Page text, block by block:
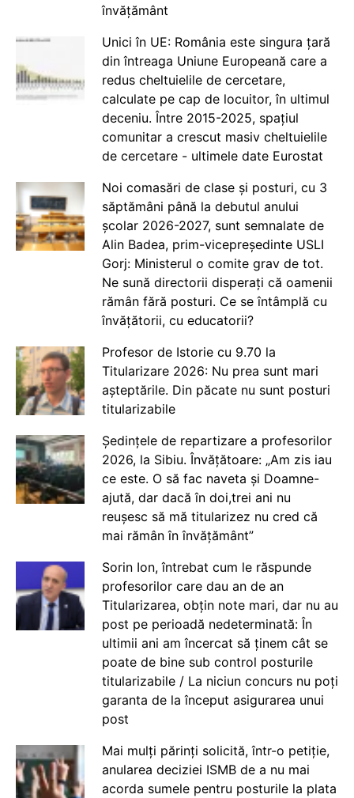
învățământ
Unici în UE: România este singura țară
din întreaga Uniune Europeană care a
redus cheltuielile de cercetare,
calculate pe cap de locuitor, în ultimul
deceniu. Între 2015-2025, spațiul
comunitar a crescut masiv cheltuielile
de cercetare - ultimele date Eurostat
Noi comasări de clase și posturi, cu 3
săptămâni până la debutul anului
școlar 2026-2027, sunt semnalate de
Alin Badea, prim-vicepreședinte USLI
Gorj: Ministerul o comite grav de tot.
Ne sună directorii disperați că oamenii
rămân fără posturi. Ce se întâmplă cu
învățătorii, cu educatorii?
Profesor de Istorie cu 9.70 la
Titularizare 2026: Nu prea sunt mari
așteptările. Din păcate nu sunt posturi
titularizabile
Ședințele de repartizare a profesorilor
2026, la Sibiu. Învățătoare: „Am zis iau
ce este. O să fac naveta și Doamne-
ajută, dar dacă în doi,trei ani nu
reușesc să mă titularizez nu cred că
mai rămân în învățământ”
Sorin Ion, întrebat cum le răspunde
profesorilor care dau an de an
Titularizarea, obțin note mari, dar nu au
post pe perioadă nedeterminată: În
ultimii ani am încercat să ținem cât se
poate de bine sub control posturile
titularizabile / La niciun concurs nu poți
garanta de la început asigurarea unui
post
Mai mulți părinți solicită, într-o petiție,
anularea deciziei ISMB de a nu mai
acorda sumele pentru posturile la plata